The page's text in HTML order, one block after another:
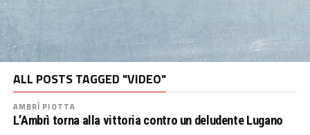
ALL POSTS TAGGED "VIDEO"
AMBRÌ PIOTTA
L’Ambrì torna alla vittoria contro un deludente Lugano